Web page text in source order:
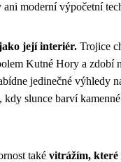
moderní výpočetní
její interiér. Trojice
Kutné Hory a
jedinečné výhledy
slunce barví
také vitrážím, které